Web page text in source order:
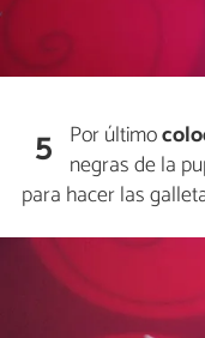
5 Por último
negras de la
para hacer las